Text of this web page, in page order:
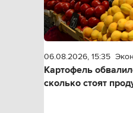
06.08.2026, 15:35
Картофель
сколько стоят